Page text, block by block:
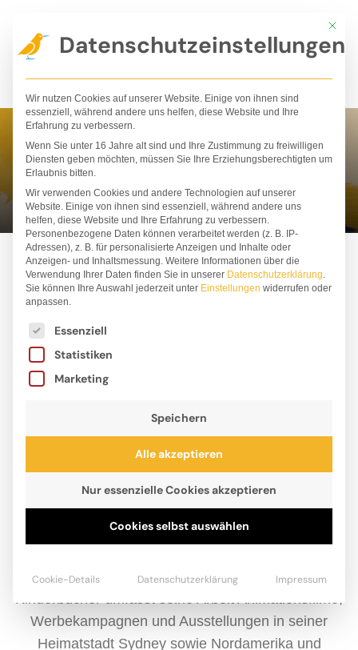
Inhalt
springen
Charles Santoso
Charles Santoso findet Inspiration in seinen
Reisen. Neben der Illustration zahlreicher
Kinderbücher umfasst seine Arbeit Animationsfilme,
Werbekampagnen und Ausstellungen in seiner
Heimatstadt Sydney sowie Nordamerika und
Mit
Datenschutzeinstellungen
Wir nutzen Cookies auf unserer Website. Einige von ihnen sind
essenziell, während andere uns helfen, diese Website und Ihre
Erfahrung zu verbessern.
Wenn Sie unter 16 Jahre alt sind und Ihre Zustimmung zu freiwilligen
Diensten geben möchten, müssen Sie Ihre Erziehungsberechtigten um
Erlaubnis bitten.
Wir verwenden Cookies und andere Technologien auf unserer
Website. Einige von ihnen sind essenziell, während andere uns
helfen, diese Website und Ihre Erfahrung zu verbessern.
Personenbezogene Daten können verarbeitet werden (z. B. IP-
Adressen), z. B. für personalisierte Anzeigen und Inhalte oder
Anzeigen- und Inhaltsmessung. Weitere Informationen über die
Verwendung Ihrer Daten finden Sie in unserer Datenschutzerklärung.
Sie können Ihre Auswahl jederzeit unter Einstellungen widerrufen oder
anpassen.
Es folgt eine Liste der Service-Gruppen, für die
Essenziell
Statistiken
Marketing
Speichern
Alle akzeptieren
Nur essenzielle Cookies akzeptieren
Cookies selbst auswählen
Cookie-Details Datenschutzerklärung Impressum